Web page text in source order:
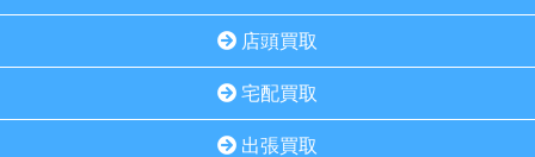
店頭買取
宅配買取
出張買取